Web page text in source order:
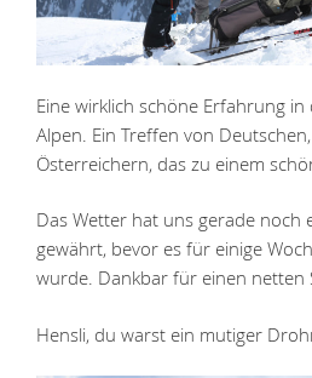
Eine wirklich schöne Erfahrung
Alpen. Ein Treffen von
Österreichern, das zu einem
Das Wetter hat uns gerade noch
gewährt, bevor es für einige
wurde. Dankbar für einen netten
Hensli, du warst ein mutiger